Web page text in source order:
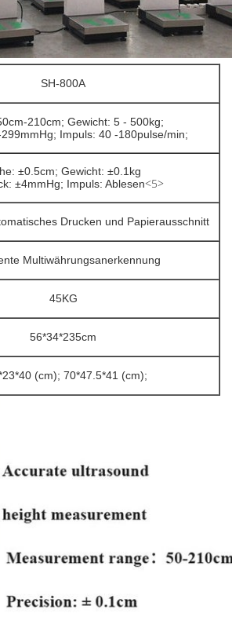
SH-800A
210cm; Gewicht: 5 - 500kg;
Impuls: 40 -180pulse/min;
±0.5cm; Gewicht: ±0.1kg
±4mmHg; Impuls: Ablesen<5>
Drucken und Papierausschnitt
Multiwährungsanerkennung
45KG
56*34*235cm
(cm); 70*47.5*41 (cm);